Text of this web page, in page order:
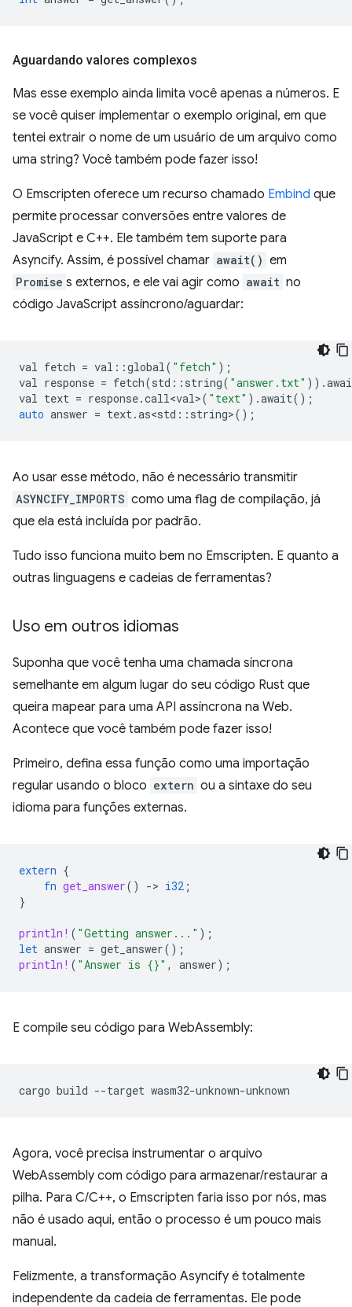
Aguardando valores complexos
Mas esse exemplo ainda limita você apenas a números. E
se você quiser implementar o exemplo original, em que
tentei extrair o nome de um usuário de um arquivo como
uma string? Você também pode fazer isso!
O Emscripten oferece um recurso chamado Embind que
permite processar conversões entre valores de
JavaScript e C++. Ele também tem suporte para
Asyncify. Assim, é possível chamar await() em
Promise s externos, e ele vai agir como await no
código JavaScript assíncrono/aguardar:
val fetch = val ::global( "fetch" );
val response = fetch(std :: string( "answer.txt" )).
val text = response.call<val>( "text" ).await();
auto answer = text.as<std :: string>();
Ao usar esse método, não é necessário transmitir
ASYNCIFY_IMPORTS como uma flag de compilação, já
que ela está incluída por padrão.
Tudo isso funciona muito bem no Emscripten. E quanto a
outras linguagens e cadeias de ferramentas?
Uso em outros idiomas
Suponha que você tenha uma chamada síncrona
semelhante em algum lugar do seu código Rust que
queira mapear para uma API assíncrona na Web.
Acontece que você também pode fazer isso!
Primeiro, defina essa função como uma importação
regular usando o bloco extern ou a sintaxe do seu
idioma para funções externas.
extern {
fn get_answer() -> i32 ;
}
println! ( "Getting answer..." );
let answer = get_answer();
println! ( "Answer is {}" , answer);
E compile seu código para WebAssembly:
cargo build --target
Agora, você precisa instrumentar o arquivo
WebAssembly com código para armazenar/restaurar a
pilha. Para C/C++, o Emscripten faria isso por nós, mas
não é usado aqui, então o processo é um pouco mais
manual.
Felizmente, a transformação Asyncify é totalmente
independente da cadeia de ferramentas. Ele pode